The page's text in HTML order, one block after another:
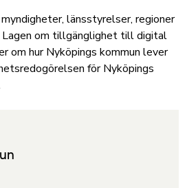
länsstyrelser, regioner
Lagen om tillgänglighet till digital
om hur Nyköpings kommun lever
för Nyköpings